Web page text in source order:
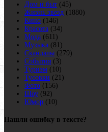
Дом и быт (45)
Жизнь звезд (1880)
Кино (146)
Красота (34)
Мода (611)
Музыка (81)
Скандалы (279)
События (3)
Туризм (10)
Тусовки (21)
Фото (156)
Шоу (92)
Юмор (10)
Нашли ошибку в тексте?